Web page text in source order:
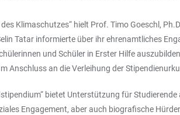
des Klimaschutzes“ hielt Prof. Timo Goeschl,
Tatar informierte über ihr ehrenamtliches
und Schüler in Erster Hilfe
Anschluss an die Verleihung der
bietet Unterstützung für
Engagement, aber auch biografische